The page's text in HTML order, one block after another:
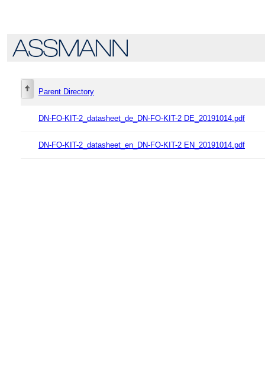
Parent Directory
DN-FO-KIT-2_datasheet_de_DN-FO-KIT-2 DE_20191014.pdf
DN-FO-KIT-2_datasheet_en_DN-FO-KIT-2 EN_20191014.pdf